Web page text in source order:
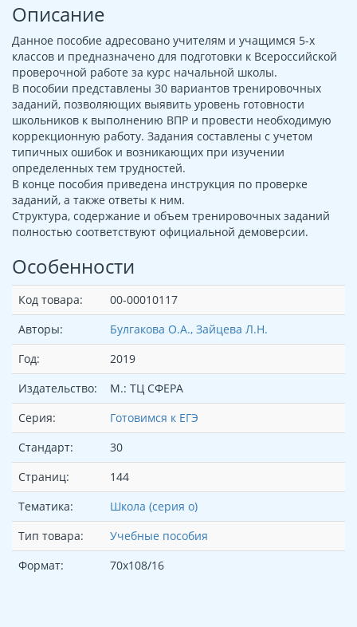
Описание
Данное пособие адресовано учителям и учащимся 5-х
классов и предназначено для подготовки к Всероссийской
проверочной работе за курс начальной школы.
В пособии представлены 30 вариантов тренировочных
заданий, позволяющих выявить уровень готовности
школьников к выполнению ВПР и провести необходимую
коррекционную работу. Задания составлены с учетом
типичных ошибок и возникающих при изучении
определенных тем трудностей.
В конце пособия приведена инструкция по проверке
заданий, а также ответы к ним.
Структура, содержание и объем тренировочных заданий
полностью соответствуют официальной демоверсии.
Особенности
Код товара:
00-00010117
Авторы:
Булгакова О.А., Зайцева Л.Н.
Год:
2019
Издательство:
М.: ТЦ СФЕРА
Серия:
Готовимся к ЕГЭ
Стандарт:
30
Страниц:
144
Тематика:
Школа (серия о)
Тип товара:
Учебные пособия
Формат:
70х108/16